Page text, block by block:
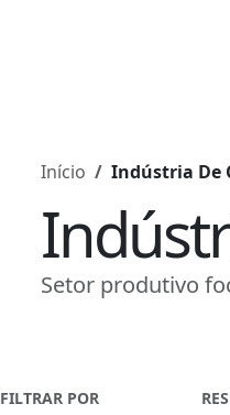
Início Indústria De
Setor produtivo
FILTRAR POR